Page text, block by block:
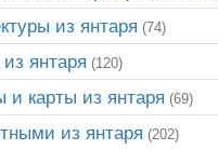
из янтаря (74)
янтаря (120)
и карты из янтаря (69)
из янтаря (202)